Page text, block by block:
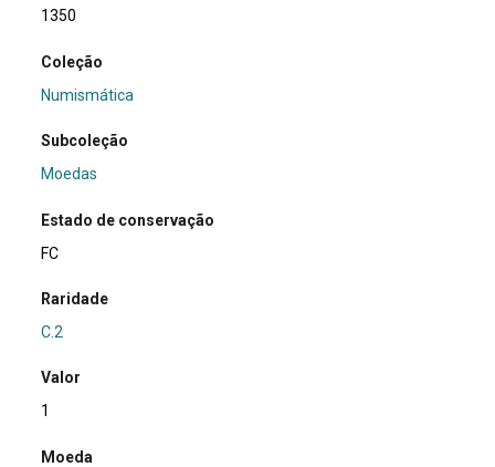
1350
Coleção
Numismática
Subcoleção
Moedas
Estado de conservação
FC
Raridade
C.2
Valor
1
Moeda